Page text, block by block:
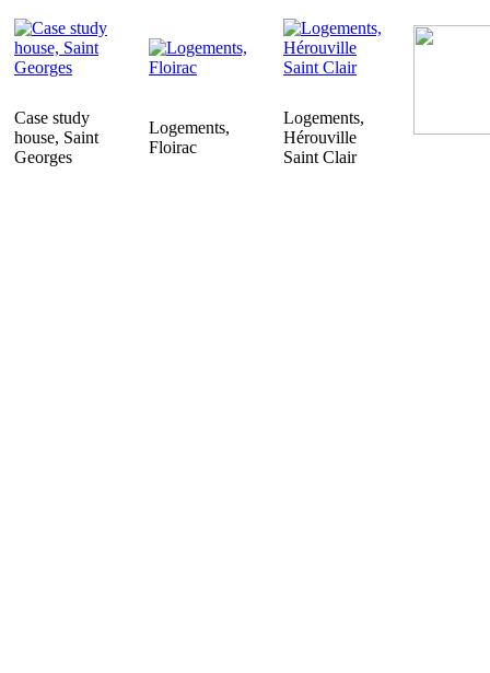
Case study
house, Saint
Georges
Logements,
Floirac
Logements,
Hérouville
Saint Clair